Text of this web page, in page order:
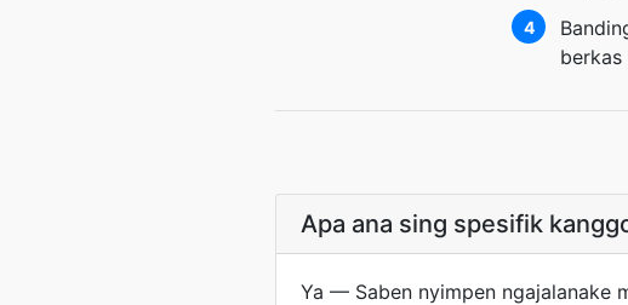
4
berkas
Apa ana sing spesifik
Ya — Saben nyimpen ngajalanake